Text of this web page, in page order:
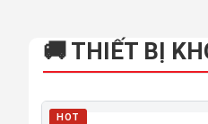
🚚 THIẾT BỊ
HOT